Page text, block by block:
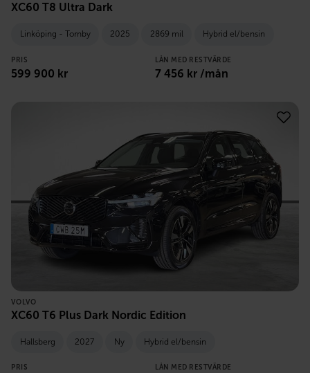
XC60 T8 Ultra Dark
Linköping - Tornby 2025 2869 mil Hybrid el/bensin
PRIS
599 900 kr
LÅN MED RESTVÄRDE
7 456 kr /mån
VOLVO
XC60 T6 Plus Dark Nordic Edition
Hallsberg 2027 Ny Hybrid el/bensin
PRIS LÅN MED RESTVÄRDE